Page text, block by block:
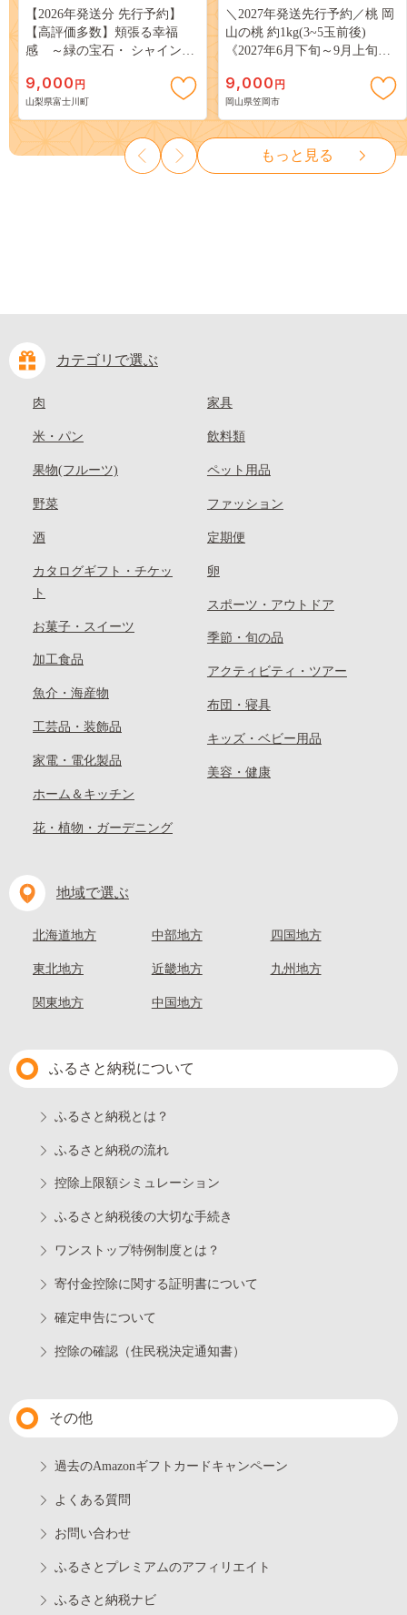
【2026年発送分 先行予約】
【高評価多数】頬張る幸福
感 ～緑の宝石・ シャインマ
３房） フルーツ 山梨県産 果
物 くだもの シャイン マスカ
ット ぶどう ブドウ 葡萄 大粒
種なし 先行予約 富士川町
10000円 一万円 9000円 九千円
9,000 円
山梨県富士川町
＼2027年発送先行予約／桃 岡
山の桃 約1kg(3~5玉前後)
《2027年6月下旬～9月上旬頃
岡山 はくとう スイーツ フル
ーツ 果物 デザート 旬 モモ も
も 先行予約 送料無料 果物 岡
山県 笠岡市 清水白桃 白鳳 白
麗 クール便---
kasaoka_zsy_419_100---
9,000 円
岡山県笠岡市
もっと見る
カテゴリで選ぶ
肉
米・パン
果物(フルーツ)
野菜
酒
カタログギフト・チケッ
ト
お菓子・スイーツ
加工食品
魚介・海産物
工芸品・装飾品
家電・電化製品
ホーム＆キッチン
花・植物・ガーデニング
家具
飲料類
ペット用品
ファッション
定期便
卵
スポーツ・アウトドア
季節・旬の品
アクティビティ・ツアー
布団・寝具
キッズ・ベビー用品
美容・健康
地域で選ぶ
北海道地方
東北地方
関東地方
中部地方
近畿地方
中国地方
四国地方
九州地方
ふるさと納税について
ふるさと納税とは？
ふるさと納税の流れ
控除上限額シミュレーション
ふるさと納税後の大切な手続き
ワンストップ特例制度とは？
寄付金控除に関する証明書について
確定申告について
控除の確認（住民税決定通知書）
その他
過去のAmazonギフトカードキャンペーン
よくある質問
お問い合わせ
ふるさとプレミアムのアフィリエイト
ふるさと納税ナビ